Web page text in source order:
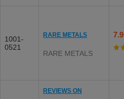
1001-
0521
RARE METALS
RARE METALS
7.9
REVIEWS ON